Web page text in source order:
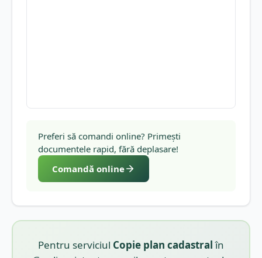
Preferi să comandi online? Primești
documentele rapid, fără deplasare!
Comandă online
Pentru serviciul Copie plan cadastralîn